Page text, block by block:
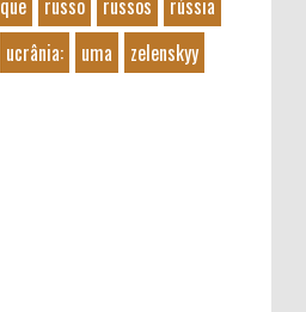
que russo russos
rússia
ucrânia: uma zelenskyy